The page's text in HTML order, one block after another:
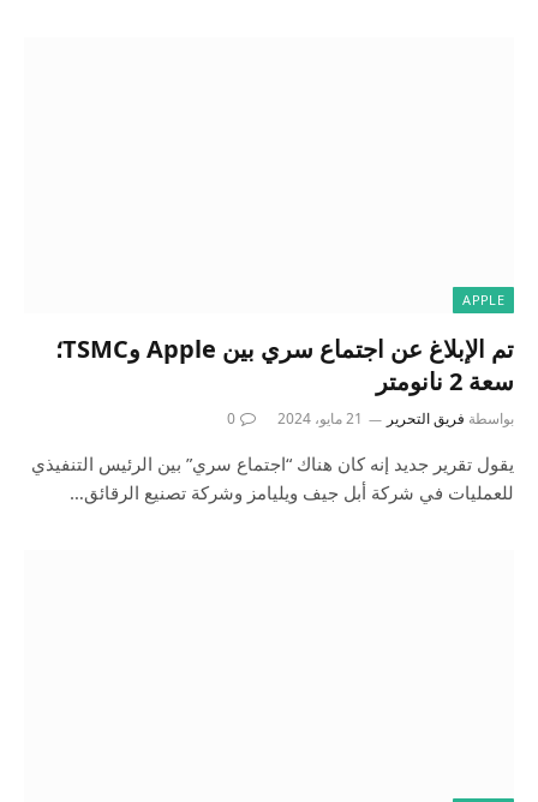
APPLE
تم الإبلاغ عن اجتماع سري بين Apple وTSMC؛
سعة 2 نانومتر
بواسطة فريق التحرير 21 مايو، 2024 0
يقول تقرير جديد إنه كان هناك “اجتماع سري” بين الرئيس التنفيذي
للعمليات في شركة أبل جيف ويليامز وشركة تصنيع الرقائق…